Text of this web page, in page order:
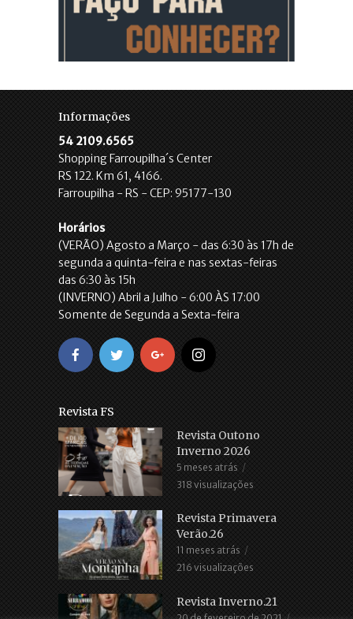
Informações
54 2109.6565
Shopping Farroupilha´s Center
RS 122. Km 61, 4166.
Farroupilha - RS - CEP: 95177-130
Horários
(VERÃO) Agosto a Março - das 6:30 às 17h de
segunda a quinta-feira e nas sextas-feiras
das 6:30 às 15h
(INVERNO) Abril a Julho - 6:00 ÀS 17:00
Somente de Segunda a Sexta-feira
Revista FS
Revista Outono
Inverno 2026
5 meses atrás
318 visualizações
Revista Primavera
Verão.26
11 meses atrás
216 visualizações
Revista Inverno.21